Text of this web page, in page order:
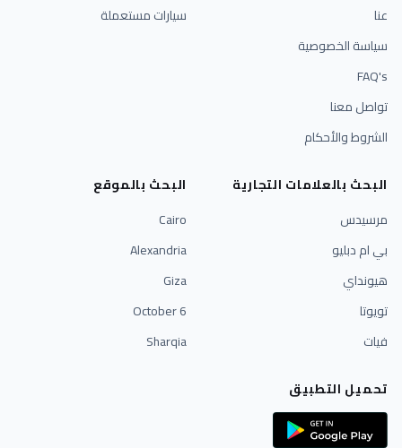
عنا
سياسة الخصوصية
FAQ's
تواصل معنا
الشروط والأحكام
سيارات مستعملة
البحث بالعلامات التجارية
مرسيدس
بي ام دبليو
هيونداي
تويوتا
فيات
البحث بالموقع
Cairo
Alexandria
Giza
6 October
Sharqia
تحميل التطبيق